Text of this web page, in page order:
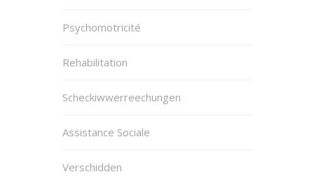
Psychomotricité
Rehabilitation
Scheckiwwerreechungen
Assistance Sociale
Verschidden